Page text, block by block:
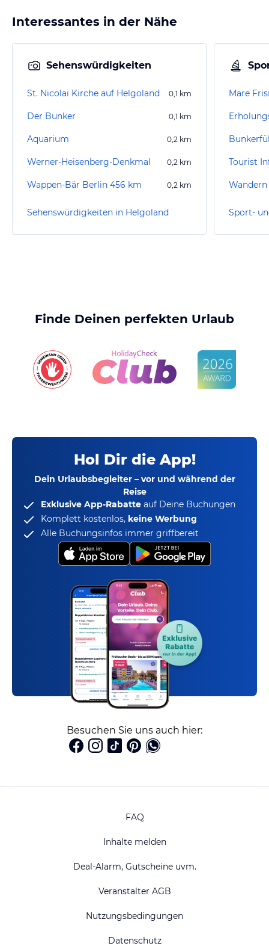
Interessantes in der Nähe
Sehenswürdigkeiten
St. Nicolai Kirche auf Helgoland 0,1 km
Der Bunker 0,1 km
Aquarium 0,2 km
Werner-Heisenberg-Denkmal 0,2 km
Wappen-Bär Berlin 456 km 0,2 km
Sehenswürdigkeiten in Helgoland
Mare
Tourist
Finde Deinen perfekten Urlaub
Hol Dir die App!
Dein Urlaubsbegleiter – vor und während der
Reise
Exklusive App-Rabatte auf Deine Buchungen
Komplett kostenlos, keine Werbung
Alle Buchungsinfos immer griffbereit
Besuchen Sie uns auch hier:
FAQ
Inhalte melden
Deal-Alarm, Gutscheine uvm.
Veranstalter AGB
Nutzungsbedingungen
Datenschutz